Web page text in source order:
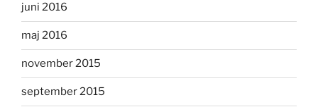
juni 2016
maj 2016
november 2015
september 2015